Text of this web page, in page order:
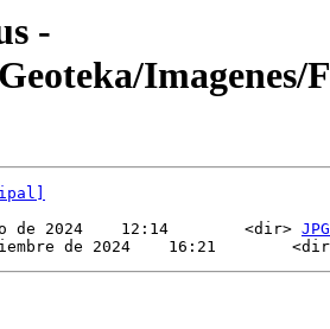
-
Imagenes/
de 2024    12:14        <dir> JPG
de 2024    16:21